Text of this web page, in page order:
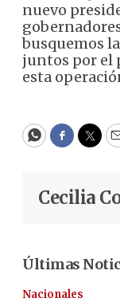
nuevo
busquemos
juntos por el
esta
WhatsApp
Cecilia
Últimas
Nacionales